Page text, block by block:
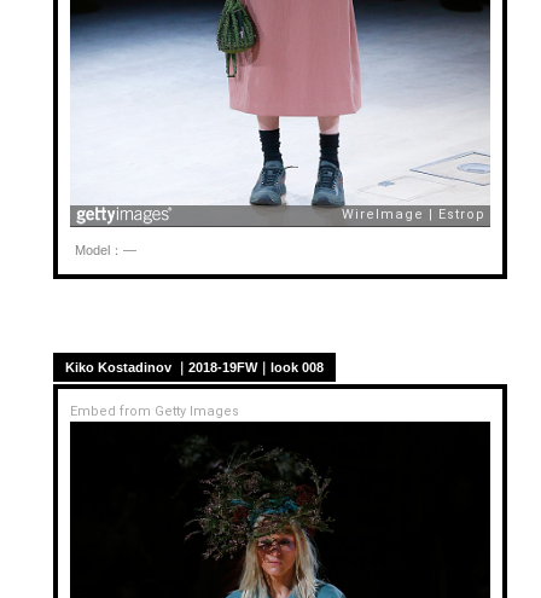
Model：—
Kiko Kostadinov ｜2018-19FW｜look 008
Embed from Getty Images